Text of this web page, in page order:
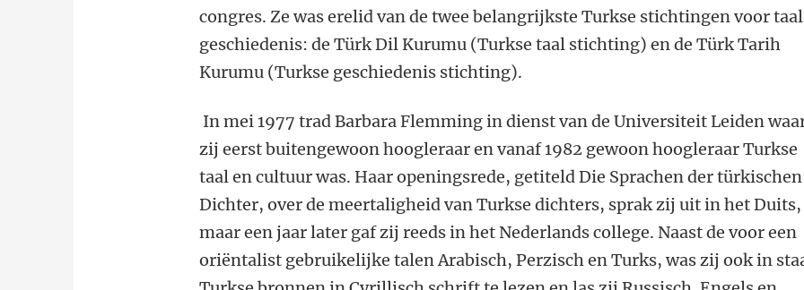
congres. Ze was erelid van de twee belangrijkste Turkse stichtingen voor
geschiedenis: de Türk Dil Kurumu (Turkse taal stichting) en de Türk Tarih
Kurumu (Turkse geschiedenis stichting).
In mei 1977 trad Barbara Flemming in dienst van de Universiteit Leiden
zij eerst buitengewoon hoogleraar en vanaf 1982 gewoon hoogleraar Turkse
taal en cultuur was. Haar openingsrede, getiteld Die Sprachen der türkischen
Dichter, over de meertaligheid van Turkse dichters, sprak zij uit in het Duits,
maar een jaar later gaf zij reeds in het Nederlands college. Naast de voor een
oriëntalist gebruikelijke talen Arabisch, Perzisch en Turks, was zij ook in